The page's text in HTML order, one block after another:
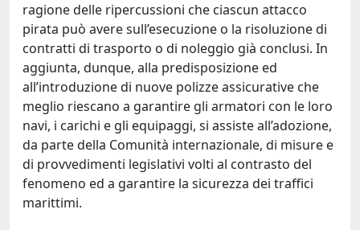
ragione delle ripercussioni che ciascun attacco
pirata può avere sull’esecuzione o la risoluzione di
contratti di trasporto o di noleggio già conclusi. In
aggiunta, dunque, alla predisposizione ed
all’introduzione di nuove polizze assicurative che
meglio riescano a garantire gli armatori con le loro
navi, i carichi e gli equipaggi, si assiste all’adozione,
da parte della Comunità internazionale, di misure e
di provvedimenti legislativi volti al contrasto del
fenomeno ed a garantire la sicurezza dei traffici
marittimi.